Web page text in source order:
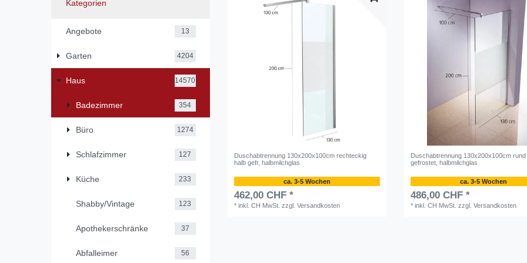
Kategorien
Angebote 13
Garten 4204
Haus 14570
Badezimmer 354
Büro 1274
Schlafzimmer 127
Küche 233
Shabby/Vintage 123
Apothekerschränke 37
Abfalleimer 56
Duschabtrennung 130x200x100cm rechteckig
halb gefr, halbmilchglas
ca. 3-5 Wochen
462,00 CHF *
*inkl. CH MwSt. zzgl.Versandkosten
Duschabtrennung 130x200x100cm rund
gefrostet, halbmilchglas
ca. 3-5 Wochen
486,00 CHF *
*inkl. CH MwSt. zzgl.Versandkosten